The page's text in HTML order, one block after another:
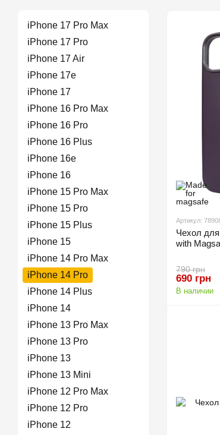
Артикул:
Чехол
with
790 грн
690 грн
В наличии
iPhone 17 Pro Max
iPhone 17 Pro
iPhone 17 Air
iPhone 17е
iPhone 17
iPhone 16 Pro Max
iPhone 16 Pro
iPhone 16 Plus
iPhone 16e
iPhone 16
iPhone 15 Pro Max
iPhone 15 Pro
iPhone 15 Plus
iPhone 15
iPhone 14 Pro Max
iPhone 14 Pro
iPhone 14 Plus
iPhone 14
iPhone 13 Pro Max
iPhone 13 Pro
iPhone 13
iPhone 13 Mini
iPhone 12 Pro Max
iPhone 12 Pro
iPhone 12